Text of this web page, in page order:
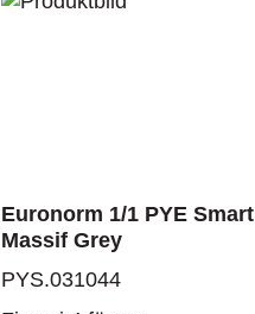
Euronorm 1/1 PYE Smart
Massif Grey
PYS.031044